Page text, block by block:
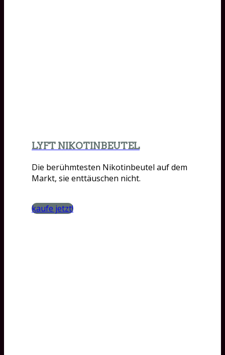
LYFT NIKOTINBEUTEL
Die berühmtesten Nikotinbeutel auf dem
Markt, sie enttäuschen nicht.
kaufe jetzt!